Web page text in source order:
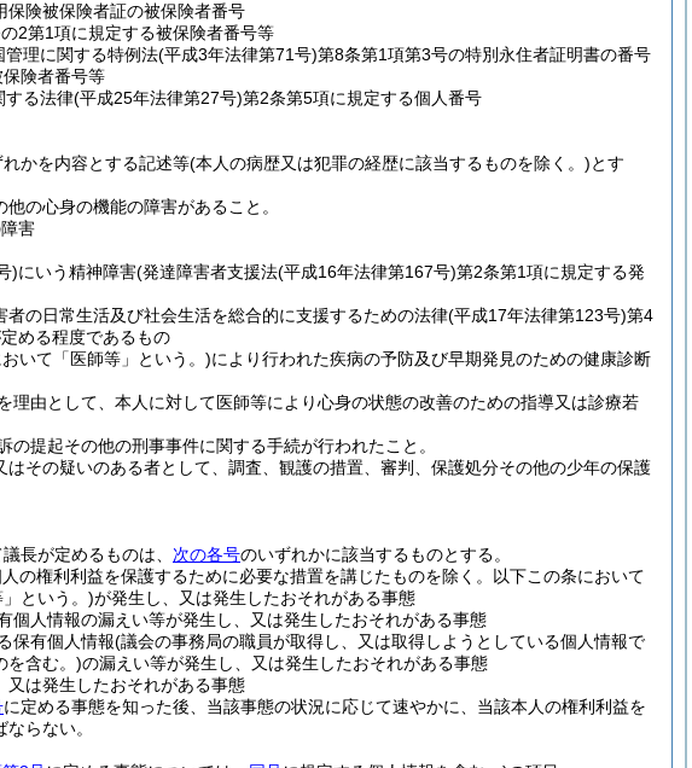
保険被保険者証の被保険者番号
2第1項に規定する被保険者番号等
管理に関する特例法(平成3年法律第71号)第8条第1項第3号の特別永住者証明書の番号
険者番号等
する法律(平成25年法律第27号)第2条第5項に規定する個人番号
かを内容とする記述等(本人の病歴又は犯罪の経歴に該当するものを除く。)とす
他の心身の機能の障害があること。
害
)にいう精神障害(発達障害者支援法(平成16年法律第167号)第2条第1項に規定する発
の日常生活及び社会生活を総合的に支援するための法律(平成17年法律第123号)第4
める程度であるもの
おいて「医師等」という。)により行われた疾病の予防及び早期発見のための健康診断
由として、本人に対して医師等により心身の状態の改善のための指導又は診療若
提起その他の刑事事件に関する手続が行われたこと。
その疑いのある者として、調査、観護の措置、審判、保護処分その他の少年の保護
長が定めるものは、 次の各号のいずれかに該当するものとする。
の権利利益を保護するために必要な措置を講じたものを除く。以下この条において
という。)が発生し、又は発生したおそれがある事態
人情報の漏えい等が発生し、又は発生したおそれがある事態
保有個人情報(議会の事務局の職員が取得し、又は取得しようとしている個人情報で
を含む。)の漏えい等が発生し、又は発生したおそれがある事態
は発生したおそれがある事態
に定める事態を知った後、当該事態の状況に応じて速やかに、当該本人の権利利益を
らない。